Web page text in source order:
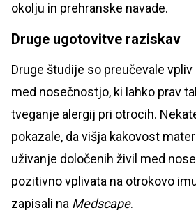
okolju in prehranske navade.
Druge ugotovitve raziskav
Druge študije so preučevale
med nosečnostjo, ki lahko prav
tveganje alergij pri otrocih.
pokazale, da višja kakovost
uživanje določenih živil med
pozitivno vplivata na otrokovo
zapisali na Medscape.